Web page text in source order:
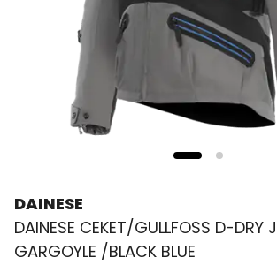
DAINESE
DAINESE CEKET/GULLFOSS D-DRY
GARGOYLE /BLACK BLUE